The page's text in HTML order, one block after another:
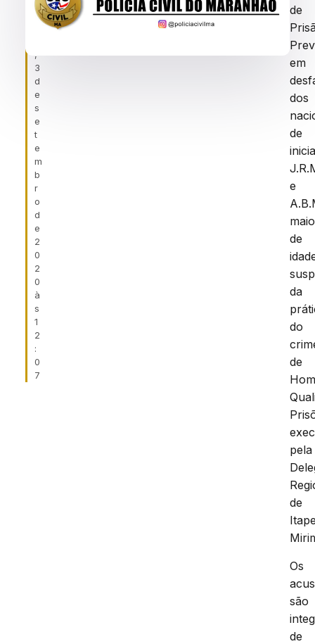
ei
,
3
d
e
s
e
t
e
m
b
r
o
d
e
2
0
2
0
à
s
1
2
:
0
7
de
em
dos
de
e
de
da
do
de
pela
de
Os
são
de